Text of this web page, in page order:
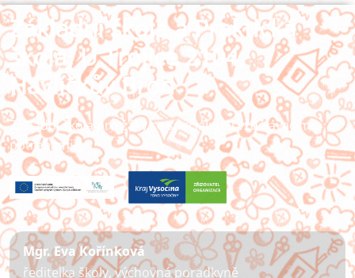
Základní škola a Praktická
škola, U Trojice 2104,
Havlíčkův Brod
Základní škola pro žáky se speciálními vzdělávacími
potřebami
Mgr. Eva Kořínková
ředitelka školy, výchovná poradkyně